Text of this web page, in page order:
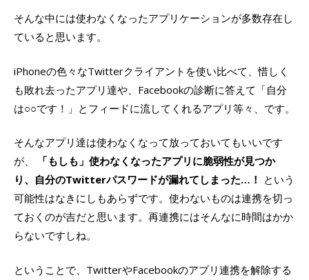
そんな中には使わなくなったアプリケーションが多数存在し
ていると思います。
iPhoneの色々なTwitterクライアントを使い比べて、惜しく
も敗れ去ったアプリ達や、Facebookの診断に答えて「自分
は○○です！」とフィードに流してくれるアプリ等々、です。
そんなアプリ達は使わなくなって放っておいてもいいです
が、
「もしも」使わなくなったアプリに脆弱性が見つか
り、自分のTwitterパスワードが漏れてしまった…！ という
可能性はなきにしもあらずです。使わないものは連携を切っ
ておくのが吉だと思います。再連携にはそんなに時間はかか
らないですしね。
ということで、TwitterやFacebookのアプリ連携を解除する